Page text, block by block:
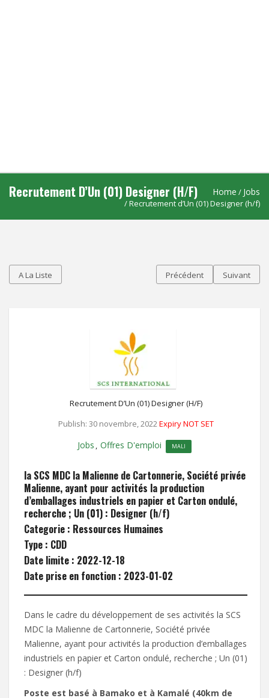
Recrutement D’Un (01) Designer (h/f) Home / Jobs
/ Recrutement d’Un (01) Designer (h/f)
A La Liste Précédent Suivant
Recrutement D’Un (01) Designer (h/f)
Publish: 30 novembre, 2022Expiry NOT SET
Jobs , Offres D'emploi MALI
la SCS MDC la Malienne de Cartonnerie, Société privée
Malienne, ayant pour activités la production
d’emballages industriels en papier et Carton ondulé,
recherche ; Un (01) : Designer (h/f)
Categorie : Ressources Humaines
Type : CDD
Date limite : 2022-12-18
Date prise en fonction : 2023-01-02
Dans le cadre du développement de ses activités la SCS
MDC la Malienne de Cartonnerie, Société privée
Malienne, ayant pour activités la production d’emballages
industriels en papier et Carton ondulé, recherche ; Un (01)
: Designer (h/f)
Poste est basé à Bamako et à Kamalé (40km de